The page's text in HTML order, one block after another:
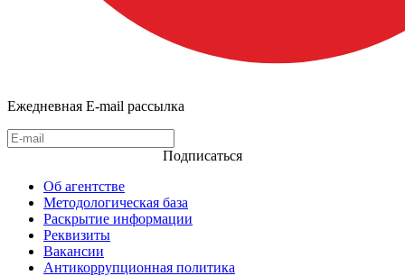
Ежедневная E-mail рассылка
Подписаться
Об агентстве
Методологическая база
Раскрытие информации
Реквизиты
Вакансии
Антикоррупционная политика